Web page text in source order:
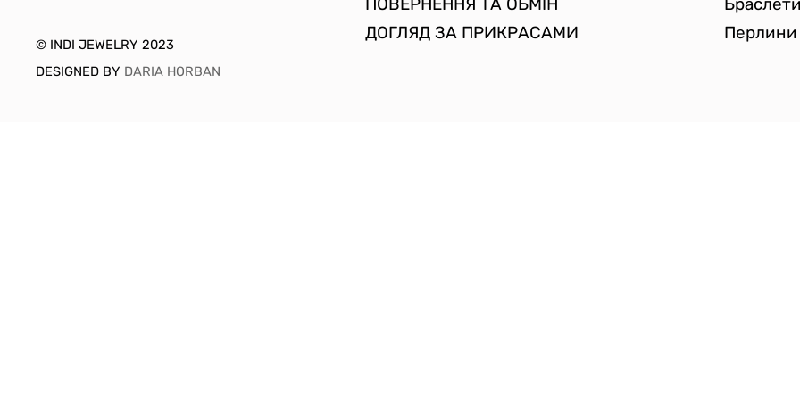
DESIGNED BY DARIA HORBAN
© INDI JEWELRY 2023
ПОВЕРНЕННЯ ТА ОБМІН
ДОГЛЯД ЗА ПРИКРАСАМИ
Перлини